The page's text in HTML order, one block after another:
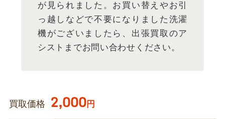
が見られました。お買い替えやお引
っ越しなどで不要になりました洗濯
機がございましたら、出張買取のア
シストまでお問い合わせください。
買取価格 2,000円